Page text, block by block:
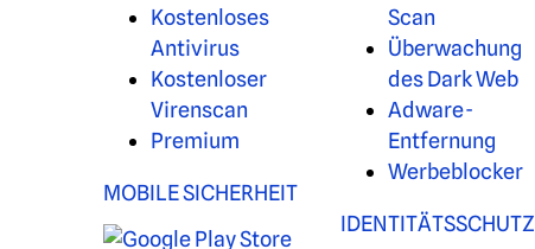
Kostenloses
Antivirus
Kostenloser
Virenscan
Premium
MOBILE SICHERHEIT
Scan
Überwachung
des Dark Web
Adware-
Entfernung
Werbeblocker
IDENTITÄTSSCHUTZ